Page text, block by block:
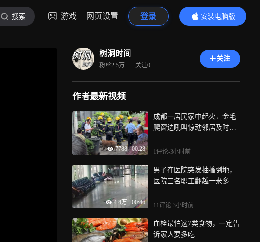
搜索 游戏 网页设置 登录
安装电脑版
内容更精彩
树洞时间
粉丝2.5万 | 关注0
关注
作者最新视频
7788 | 00:28
成都一居民家中起火，金毛
爬窗边吼叫惊动邻居及时报
整栋楼！
1评论-3小时前
4.4万 00:46
男子在医院突发抽搐倒地，
医院三名职工翻越一米多高
去能快点！”
11评论-3小时前
血栓最怕这7类食物，一定告
诉家人要多吃